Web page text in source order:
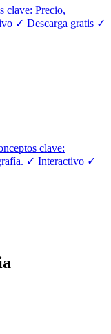
clave: Precio,
✓ Descarga gratis ✓
clave:
✓ Interactivo ✓